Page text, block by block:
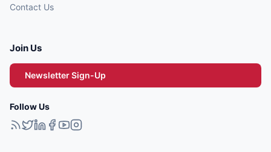
Contact Us
Join Us
Newsletter Sign-Up
Follow Us